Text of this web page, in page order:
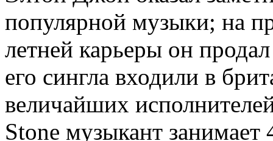
популярной музыки; на
летней карьеры он
его сингла входили в
величайших
Stone музыкант